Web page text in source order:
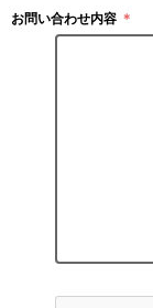
お問い合わせ内容 ＊